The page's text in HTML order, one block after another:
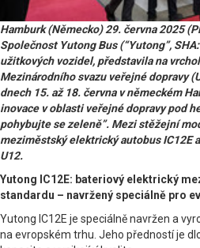
Hamburk (Německo) 29. června 2025
Společnost Yutong Bus (“Yutong”,
užitkových vozidel, představila na
Mezinárodního svazu veřejné dopravy
dnech 15. až 18. června v německém
inovace v oblasti veřejné dopravy pod
pohybujte se zeleně”. Mezi stěžejní
meziměstský elektrický autobus IC12E
U12.
Yutong IC12E: bateriový elektrický
standardu – navržený speciálně pro
Yutong IC12E je speciálně navržen a
na evropském trhu. Jeho předností je